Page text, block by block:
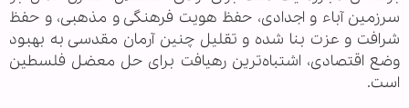
سرزمین آباء و اجدادی، حفظ هویت فرهنگی و مذهبی، و حفظ
شرافت و عزت بنا شده و تقلیل چنین آرمان مقدسی به بهبود
وضع اقتصادی، اشتبا‌ه‌ترین رهیافت برای حل معضل فلسطین
است.